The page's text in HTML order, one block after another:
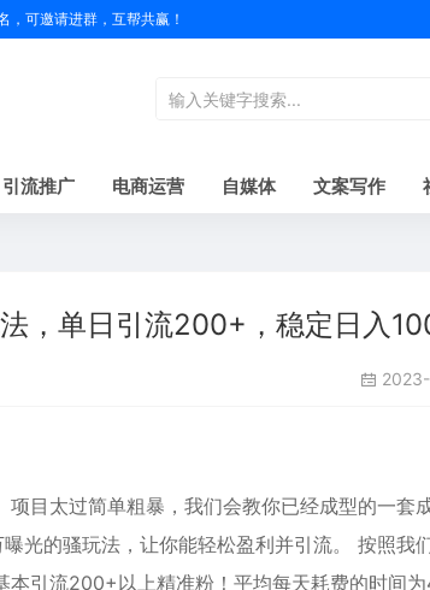
可邀请进群，互帮共赢！
引流推广 电商运营 自媒体 文案写作
，单日引流200+，稳定日入
目太过简单粗暴，我们会教你已经成型的一套
光的骚玩法，让你能轻松盈利并引流。 按照我
引流200+以上精准粉！平均每天耗费的时间